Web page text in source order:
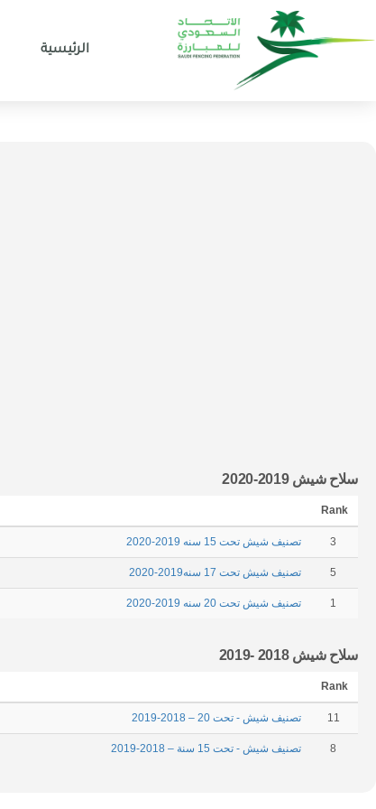
الرئيسية
سلاح شيش 2019-2020
Rank
3 تصنيف شيش تحت 15 سنه 2019-2020
5 تصنيف شيش تحت 17 سنه2019-2020
1 تصنيف شيش تحت 20 سنه 2019-2020
سلاح شيش 2018 -2019
Rank
11 تصنيف شيش - تحت 20 – 2018-2019
8 تصنيف شيش - تحت 15 سنة – 2018-2019